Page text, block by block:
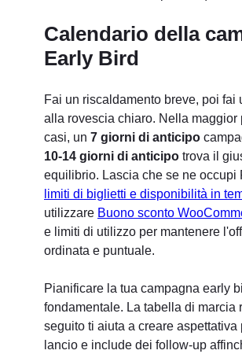
Calendario della
Early Bird
Fai un riscaldamento breve, poi fai
alla rovescia chiaro. Nella maggior
casi, un 7 giorni di anticipo
10-14 giorni di anticipo trova il
equilibrio. Lascia che se ne occupi
limiti di biglietti e disponibilità in
utilizzare Buono sconto
e limiti di utilizzo per mantenere
ordinata e puntuale.
Pianificare la tua campagna early
fondamentale. La tabella di marcia
seguito ti aiuta a creare aspettativa
lancio e include dei follow-up